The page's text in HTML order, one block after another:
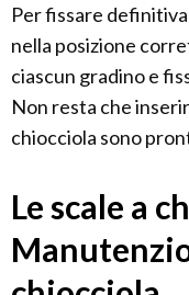
Per fissare
nella posizione
ciascun gradino e
Non resta che
chiocciola sono
Le scale a